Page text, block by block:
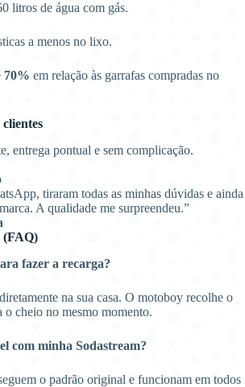
litros de água com gás.
a menos no lixo.
70% em relação às garrafas compradas no
entrega pontual e sem complicação.
tiraram todas as minhas dúvidas e ainda
A qualidade me surpreendeu.”
(FAQ)
fazer a recarga?
na sua casa. O motoboy recolhe o
cheio no mesmo momento.
com minha Sodastream?
o padrão original e funcionam em todos